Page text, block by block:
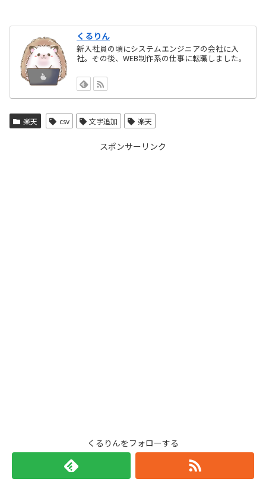
くるりん
新入社員の頃にシステムエンジニアの会社に入
社。その後、WEB制作系の仕事に転職しました。
楽天 csv 文字追加 楽天
スポンサーリンク
くるりんをフォローする